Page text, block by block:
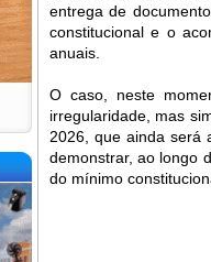
entrega de
constitucional e o
anuais.
O caso, neste
irregularidade, mas
2026, que ainda será
demonstrar, ao longo
do mínimo